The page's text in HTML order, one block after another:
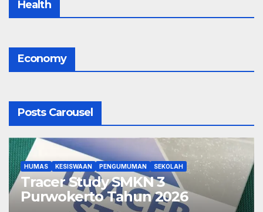
Health
Economy
Posts Carousel
HUMAS KESISWAAN PENGUMUMAN SEKOLAH
Tracer Study SMKN 3
Purwokerto Tahun 2026